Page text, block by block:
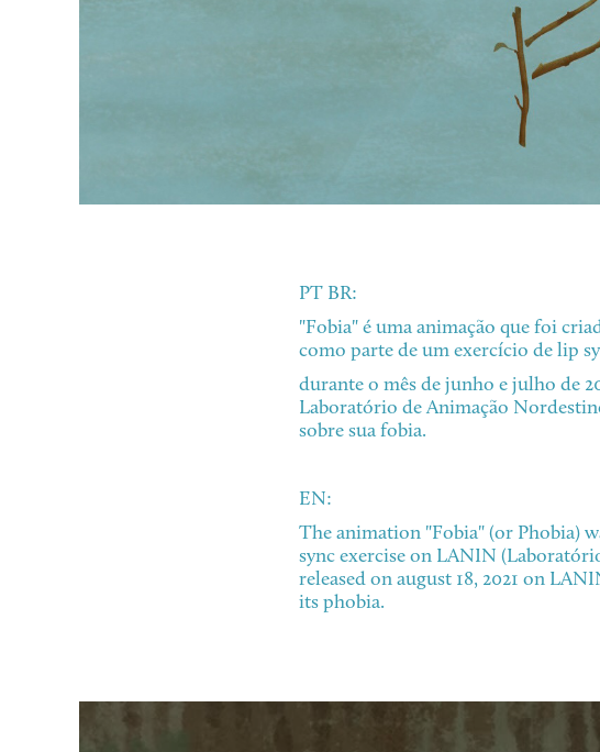
PT BR:
"Fobia" é uma animação que foi
como parte de um exercício de lip
durante o mês de junho e julho de
Laboratório de Animação
sobre sua fobia.
EN:
The animation "Fobia" (or Phobia)
sync exercise on LANIN
released on august 18, 2021 on
its phobia.